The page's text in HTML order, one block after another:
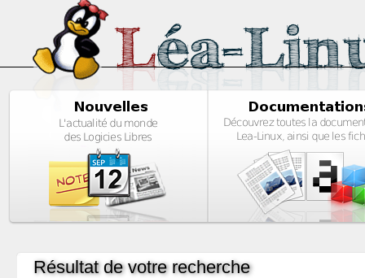
Résultat de votre recherche